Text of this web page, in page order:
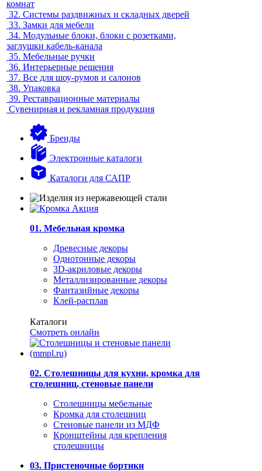
комнат
32. Системы раздвижных и складных дверей
33. Замки для мебели
34. Модульные блоки, блоки с розетками,
заглушки кабель-канала
35. Мебельные ручки
36. Интерьерные решения
37. Все для шоу-румов и салонов
38. Упаковка
39. Реставрационные материалы
Сувенирная и рекламная продукция
Бренды
Электронные каталоги
Каталоги для САПР
01. Мебельная кромка
Древесные декоры
Однотонные декоры
3D-акриловые декоры
Металлизированные декоры
Фантазийные декоры
Клей-расплав
Каталоги
Смотреть онлайн
02. Столешницы для кухни, кромка для
столешниц, стеновые панели
Столешницы мебельные
Кромка для столешниц
Стеновые панели из МДФ
Кронштейны для крепления
столешницы
03. Пристеночные бортики